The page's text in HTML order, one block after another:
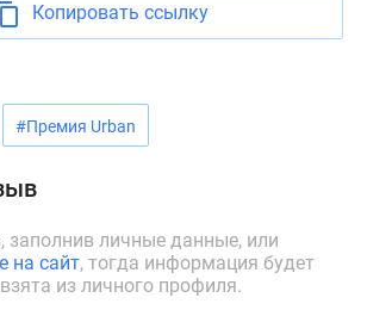
Копировать ссылку
#Премия Urban
заполнив личные данные, или
на сайт, тогда информация будет
из личного профиля.